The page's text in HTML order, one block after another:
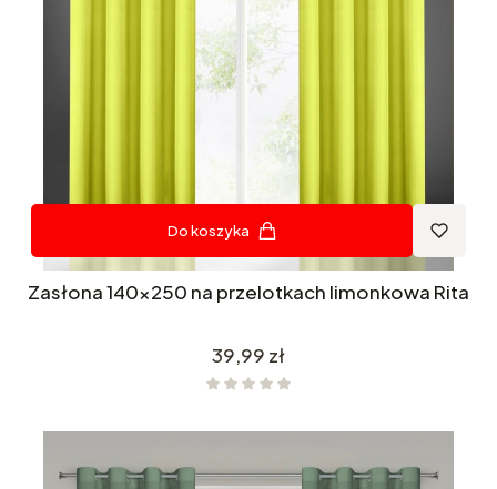
Do koszyka
Zasłona 140x250 na przelotkach limonkowa Rita
Cena
39,99 zł